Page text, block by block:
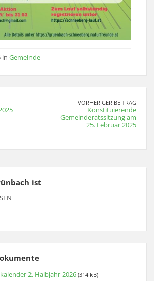
in Gemeinde
VORHERIGER BEITRAG
Konstituierende
Gemeinderatssitzung am
25. Februar 2025
ist
2. Halbjahr 2026 (314 kB)